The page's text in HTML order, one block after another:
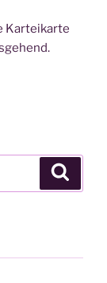
Karteikarte